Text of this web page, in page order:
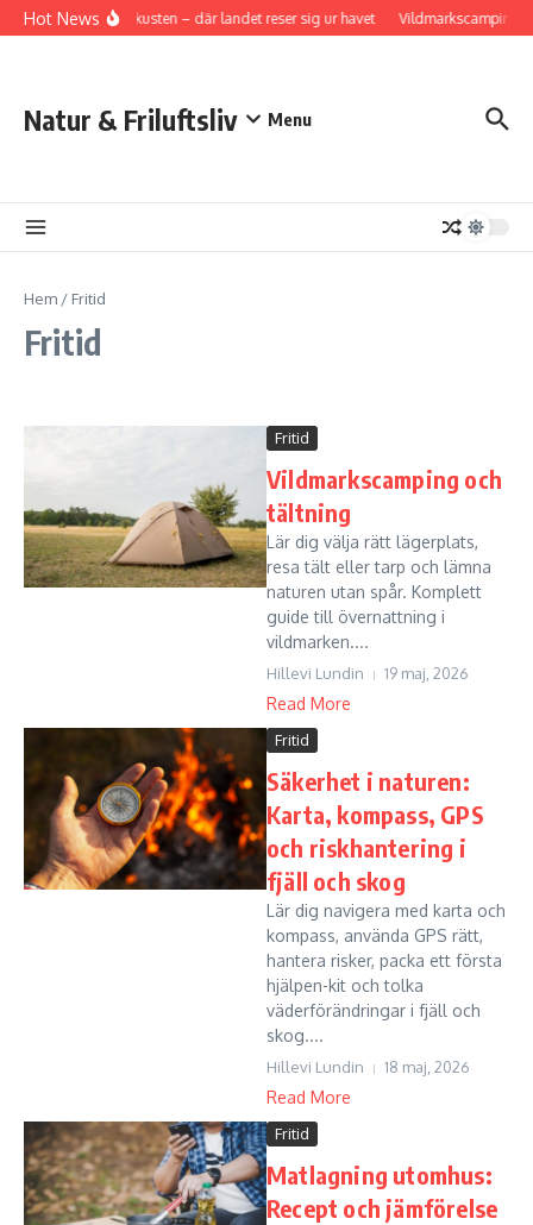
Hoppa till innehåll
Hot NewsHöga kusten – där landet reser sig ur havet Vildmarkscamping
Natur & Friluftsliv Menu
Hem / Fritid
Fritid
Fritid
Vildmarkscamping och
tältning
Lär dig välja rätt lägerplats,
resa tält eller tarp och lämna
naturen utan spår. Komplett
guide till övernattning i
vildmarken....
Hillevi Lundin 19 maj, 2026
Read More
Fritid
Säkerhet i naturen:
Karta, kompass, GPS
och riskhantering i
fjäll och skog
Lär dig navigera med karta och
kompass, använda GPS rätt,
hantera risker, packa ett första
hjälpen-kit och tolka
väderförändringar i fjäll och
skog....
Hillevi Lundin 18 maj, 2026
Read More
Fritid
Matlagning utomhus:
Recept och jämförelse